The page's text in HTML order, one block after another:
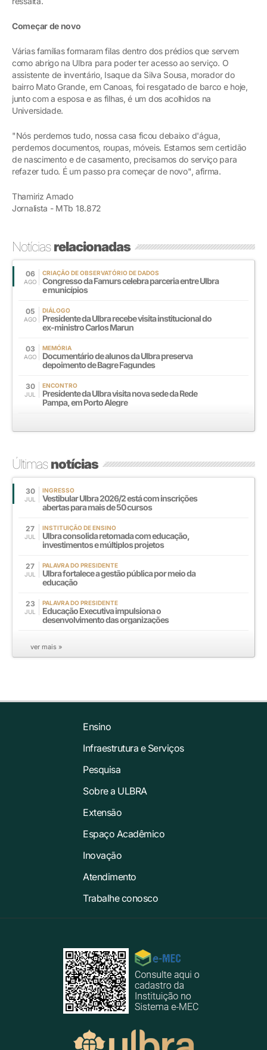
Começar de novo
Várias famílias formaram filas dentro dos prédios que servem
como abrigo na Ulbra para poder ter acesso ao serviço. O
assistente de inventário, Isaque da Silva Sousa, morador do
bairro Mato Grande, em Canoas, foi resgatado de barco e hoje,
junto com a esposa e as filhas, é um dos acolhidos na
Universidade.
"Nós perdemos tudo, nossa casa ficou debaixo d'água,
perdemos documentos, roupas, móveis. Estamos sem certidão
de nascimento e de casamento, precisamos do serviço para
refazer tudo. É um passo pra começar de novo", afirma.
Thamiriz Amado
Jornalista - MTb 18.872
Notíciasrelacionadas
06
AGO
CRIAÇÃO DE OBSERVATÓRIO DE DADOS
Congresso da Famurs celebra parceria entre Ulbra
e municípios
05
AGO
DIÁLOGO
Presidente da Ulbra recebe visita institucional do
ex-ministro Carlos Marun
03
AGO
MEMÓRIA
Documentário de alunos da Ulbra preserva
depoimento de Bagre Fagundes
30
JUL
ENCONTRO
Presidente da Ulbra visita nova sede da Rede
Pampa, em Porto Alegre
Últimasnotícias
30
JUL
INGRESSO
Vestibular Ulbra 2026/2 está com inscrições
abertas para mais de 50 cursos
27
JUL
INSTITUIÇÃO DE ENSINO
Ulbra consolida retomada com educação,
investimentos e múltiplos projetos
27
JUL
PALAVRA DO PRESIDENTE
Ulbra fortalece a gestão pública por meio da
educação
23
JUL
PALAVRA DO PRESIDENTE
Educação Executiva impulsiona o
desenvolvimento das organizações
ver mais »
Ensino
Infraestrutura e Serviços
Pesquisa
Sobre a ULBRA
Extensão
Espaço Acadêmico
Inovação
Atendimento
Trabalhe conosco